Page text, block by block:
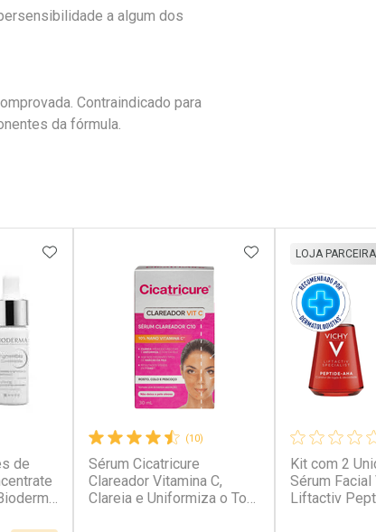
a algum dos
Contraindicado para
da fórmula.
de
ADICIONAR AOS FAVORITOS
(10)
Sérum Cicatricure
Clareador Vitamina C,
Clareia e Uniformiza o Tom
ADICIONAR AOS
Kit com 2
Sérum Facial
Liftactiv
LOJA PARCEIRA